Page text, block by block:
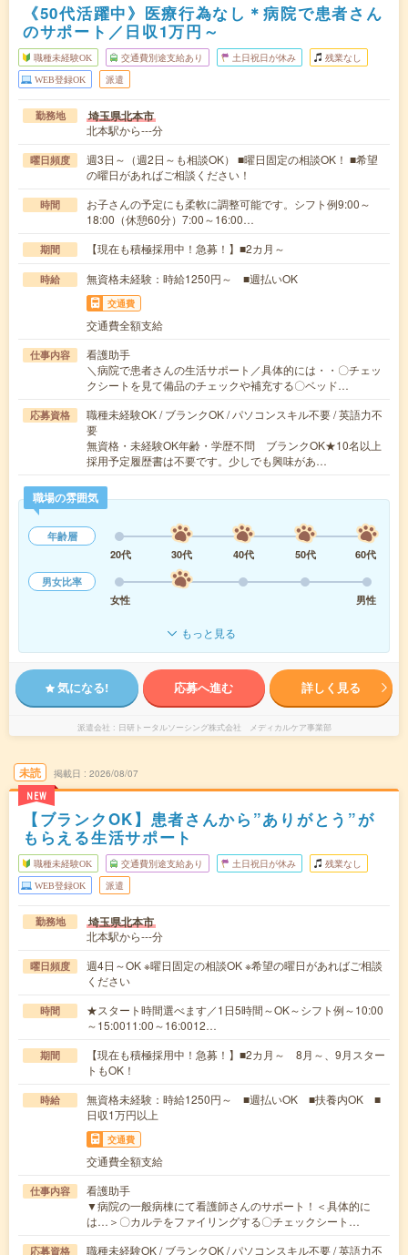
《50代活躍中》医療行為なし＊病院で患者さん
のサポート／日収1万円～
職種未経験OK 交通費別途支給あり 土日祝日が休み 残業なし
WEB登録OK 派遣
勤務地 埼玉県北本市
北本駅から---分
曜日頻度
週3日～（週2日～も相談OK） ■曜日固定の相談OK！ ■希望
の曜日があればご相談ください！
時間
お子さんの予定にも柔軟に調整可能です。シフト例9:00～
18:00（休憩60分）7:00～16:00…
期間 【現在も積極採用中！急募！】■2カ月～
時給 無資格未経験：時給1250円～ ■週払いOK
交通費
交通費全額支給
仕事内容
看護助手
＼病院で患者さんの生活サポート／具体的には・・〇チェッ
クシートを見て備品のチェックや補充する〇ベッド…
応募資格
職種未経験OK / ブランクOK / パソコンスキル不要 / 英語力不
要
無資格・未経験OK年齢・学歴不問 ブランクOK★10名以上
採用予定履歴書は不要です。少しでも興味があ…
職場の雰囲気
年齢層
20代
30代 40代 50代
60代
男女比率
女性
男性
もっと見る
気になる! 応募へ進む 詳しく見る
派遣会社 日研トータルソーシング株式会社 メディカルケア事業部
未読
NEW
掲載日 2026/08/07
【ブランクOK】患者さんから”ありがとう”が
もらえる生活サポート
職種未経験OK 交通費別途支給あり 土日祝日が休み 残業なし
WEB登録OK 派遣
勤務地 埼玉県北本市
北本駅から---分
曜日頻度
週4日～OK ※曜日固定の相談OK ※希望の曜日があればご相談
ください
時間
★スタート時間選べます／1日5時間～OK～シフト例～10:00
～15:0011:00～16:0012…
期間
【現在も積極採用中！急募！】■2カ月～ 8月～、9月スター
トもOK！
時給
無資格未経験：時給1250円～ ■週払いOK ■扶養内OK ■
日収1万円以上
交通費
交通費全額支給
仕事内容
看護助手
▼病院の一般病棟にて看護師さんのサポート！＜具体的に
は…＞〇カルテをファイリングする〇チェックシート…
応募資格 職種未経験OK / ブランクOK / パソコンスキル不要 / 英語力不